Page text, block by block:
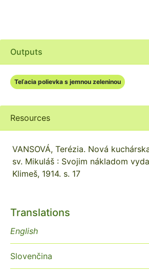
Outputs
Teľacia polievka s jemnou zeleninou
Resources
VANSOVÁ, Terézia. Nová
sv. Mikuláš : Svojim nákladom
Klimeš, 1914. s. 17
Translations
English
Slovenčina